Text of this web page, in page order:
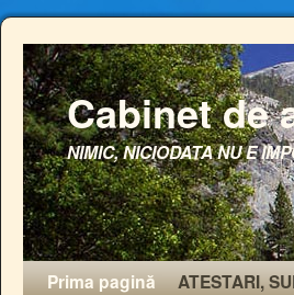
Cabinet de
NIMIC, NICIODATA NU E
Prima pagină
ATESTARI,